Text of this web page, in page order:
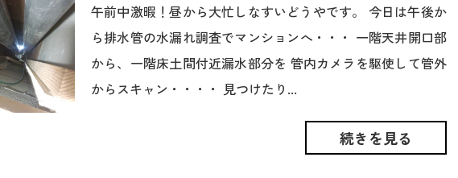
午前中激暇！昼から大忙しなすいどうやです。 今日は午後か
ら排水管の水漏れ調査でマンションへ・・・ 一階天井開口部
から、一階床土間付近漏水部分を 管内カメラを駆使して管外
からスキャン・・・・ 見つけたり...
続きを見る